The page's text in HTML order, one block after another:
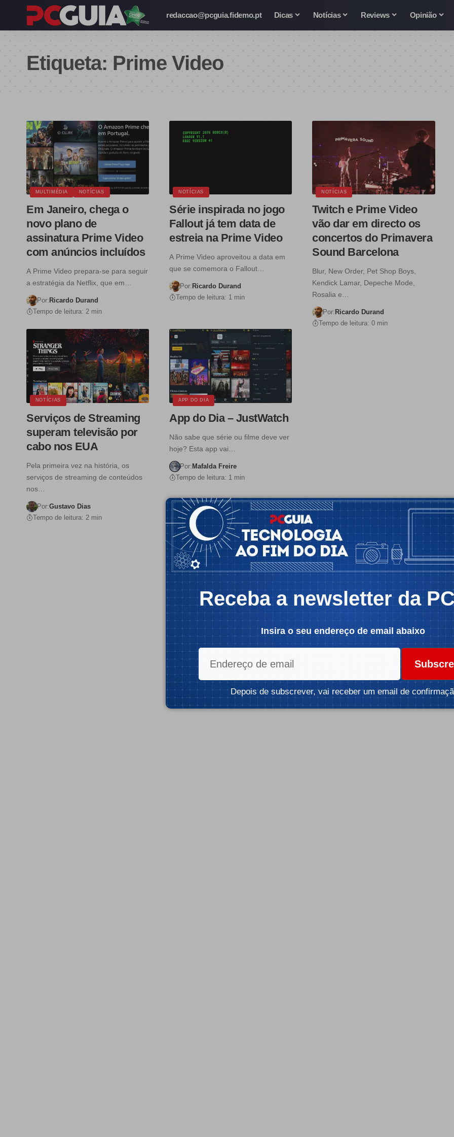
redaccao@pcguia.fidemo.pt Dicas Notícias Reviews Opinião
Etiqueta: Prime Video
MULTIMÉDIA NOTÍCIAS
Em Janeiro, chega o
novo plano de
assinatura Prime Video
com anúncios incluídos
A Prime Video prepara-se para seguir
a estratégia da Netflix, que em…
Por: Ricardo Durand
Tempo de leitura: 2 min
NOTÍCIAS
Série inspirada no jogo
Fallout já tem data de
estreia na Prime Video
A Prime Video aproveitou a data em
que se comemora o Fallout…
Por: Ricardo Durand
Tempo de leitura: 1 min
NOTÍCIAS
Twitch e Prime Video
vão dar em directo os
concertos do Primavera
Sound Barcelona
Blur, New Order, Pet Shop Boys,
Kendick Lamar, Depeche Mode,
Rosalia e…
Por: Ricardo Durand
Tempo de leitura: 0 min
NOTÍCIAS
Serviços de Streaming
superam televisão por
cabo nos EUA
Pela primeira vez na história, os
serviços de streaming de conteúdos
nos…
Por:Gustavo Dias
Tempo de leitura: 2 min
APP DO DIA
App do Dia – JustWatch
Não sabe que série ou filme deve ver
hoje? Esta app vai…
Por:Mafalda Freire
Tempo de leitura: 1 min
Receba a newsletter da
Insira o seu endereço de email abaixo
Depois de subscrever, vai receber um email de